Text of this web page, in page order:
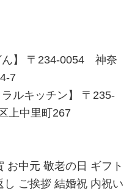
ん】 〒234-0054 神奈
7
ルキッチン】 〒235-
上中里町267
お中元 敬老の日 ギフト
ご挨拶 結婚祝 内祝い